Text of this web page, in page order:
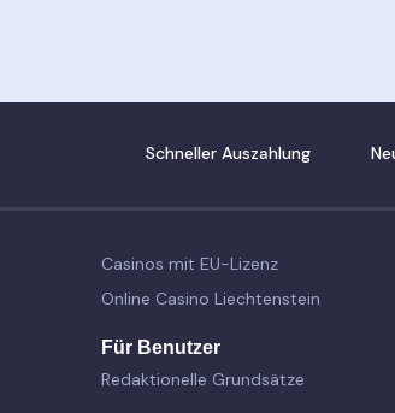
Schneller Auszahlung
Casinos mit EU-Lizenz
Online Casino Liechtenstein
Für Benutzer
Redaktionelle Grundsätze